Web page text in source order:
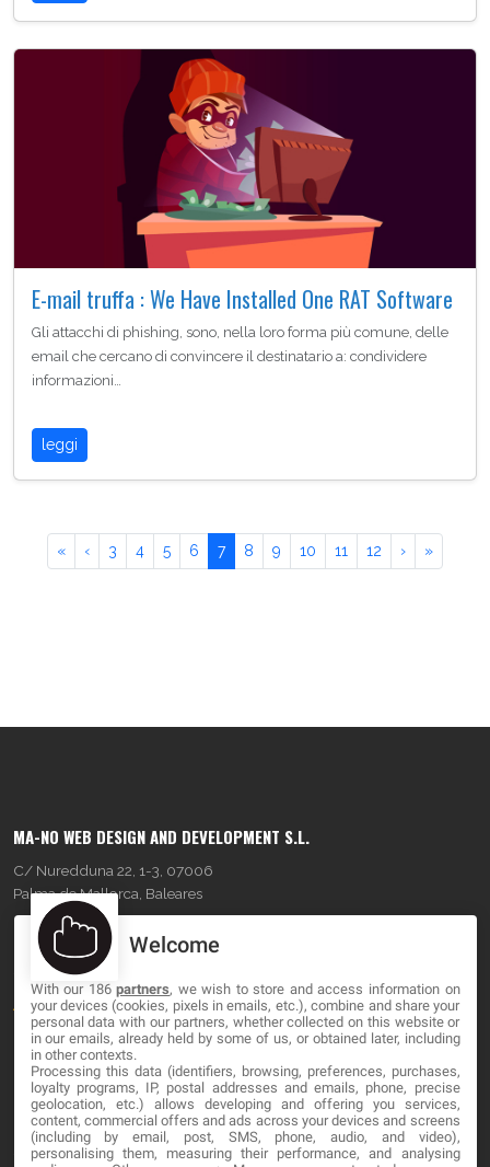
E-mail truffa : We Have Installed One RAT Software
Gli attacchi di phishing, sono, nella loro forma più comune, delle
email che cercano di convincere il destinatario a: condividere
informazioni…
leggi
« ‹ 3 4 5 6 7 8 9 10 11 12 › »
MA-NO WEB DESIGN AND DEVELOPMENT S.L.
C/ Nuredduna 22, 1-3, 07006
Palma de Mallorca, Baleares
OUR COMPANY
About
Blog
Contact
LEGAL
Welcome
With our 186partners, we wish to store and access information on
your devices (cookies, pixels in emails, etc.), combine and share your
personal data with our partners, whether collected on this website or
in our emails, already held by some of us, or obtained later, including
in other contexts.
Processing this data (identifiers, browsing, preferences, purchases,
loyalty programs, IP, postal addresses and emails, phone, precise
geolocation, etc.) allows developing and offering you services,
content, commercial offers and ads across your devices and screens
(including by email, post, SMS, phone, audio, and video),
personalising them, measuring their performance, and analysing